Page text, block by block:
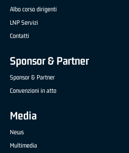
Albo corso dirigenti
LNP Servizi
Contatti
Sponsor & Partner
Sponsor & Partner
Convenzioni in atto
Media
News
Multimedia